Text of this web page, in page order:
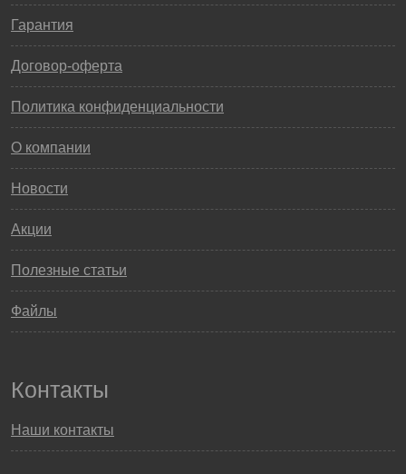
Гарантия
Договор-оферта
Политика конфиденциальности
О компании
Новости
Акции
Полезные статьи
Файлы
Контакты
Наши контакты